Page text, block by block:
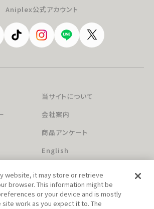
Aniplex公式アカウント
当サイトについて
会社案内
商品アンケート
English
website, it may store or retrieve
browser. This information might be
or your device and is mostly
work as you expect it to. The